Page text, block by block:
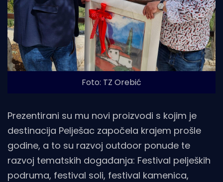
Foto: TZ Orebić
Prezentirani su mu novi proizvodi s kojim je
destinacija Pelješac započela krajem prošle
godine, a to su razvoj outdoor ponude te
razvoj tematskih događanja: Festival peljeških
podruma, festival soli, festival kamenica,